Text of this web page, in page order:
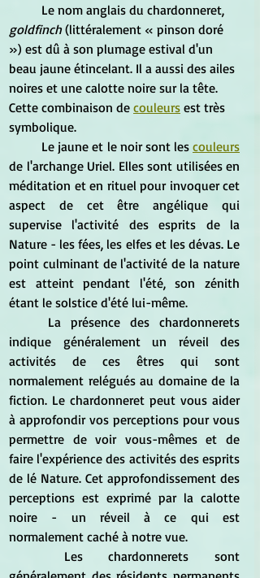
	Le nom anglais du chardonneret,
goldfinch (littéralement « pinson doré
») est dû à son plumage estival d'un
beau jaune étincelant. Il a aussi des ailes
noires et une calotte noire sur la tête.
Cette combinaison de couleurs est très
symbolique.
	Le jaune et le noir sont les
couleurs
de l'archange Uriel. Elles sont utilisées en
méditation et en rituel pour invoquer cet
aspect de cet être angélique qui
supervise l'activité des esprits de la
Nature - les fées, les elfes et les dévas. Le
point culminant de l'activité de la nature
est atteint pendant l'été, son zénith
étant le solstice d'été lui-même.
indique généralement un réveil des
activités de ces êtres qui sont
normalement relégués au domaine de la
fiction. Le chardonneret peut vous aider
à approfondir vos perceptions pour vous
permettre de voir vous-mêmes et de
faire l'expérience des activités des esprits
de lé Nature. Cet approfondissement des
perceptions est exprimé par la calotte
noire - un réveil à ce qui est
normalement caché à notre vue.